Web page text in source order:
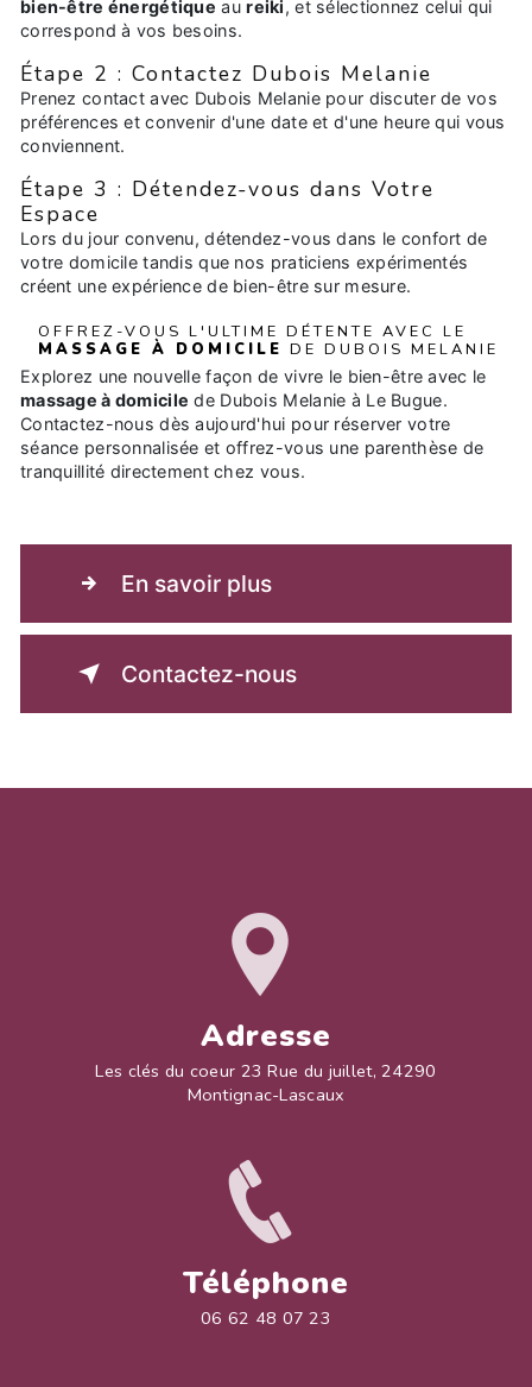
bien-être énergétique aureiki, et sélectionnez celui qui
correspond à vos besoins.
Étape 2 : Contactez Dubois Melanie
Prenez contact avec Dubois Melanie pour discuter de vos
préférences et convenir d'une date et d'une heure qui vous
conviennent.
Étape 3 : Détendez-vous dans Votre
Espace
Lors du jour convenu, détendez-vous dans le confort de
votre domicile tandis que nos praticiens expérimentés
créent une expérience de bien-être sur mesure.
OFFREZ-VOUS L'ULTIME DÉTENTE AVEC LE
MASSAGE À DOMICILE DE DUBOIS MELANIE
Explorez une nouvelle façon de vivre le bien-être avec le
massage à domicile de Dubois Melanie à Le Bugue.
Contactez-nous dès aujourd'hui pour réserver votre
séance personnalisée et offrez-vous une parenthèse de
tranquillité directement chez vous.
En savoir plus
Contactez-nous
Adresse
Les clés du coeur 23 Rue du juillet, 24290
Montignac-Lascaux
Téléphone
06 62 48 07 23